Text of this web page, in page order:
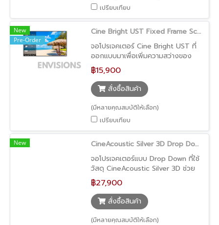
เปรียบเทียบ
New
Pre-Order
Cine Bright UST Fixed Frame Screen (จอโปรเจคเตอร์ UST ภาพสว่าง สีสด ขอบบางเพียง 1 ซม.)
จอโปรเจคเตอร์ Cine Bright UST ที่
ออกแบบมาเพื่อเพิ่มความสว่างของ
ภาพโดยเฉพาะ เหมาะสำหรับ Ultra
Short Throw Projector ให้ภาพดู
สดใส สีสันโดดเด่น และรับชมได้สบาย
ตาในทุกสภาพแสง เหมาะสำหรับการใช้
งานในบ้านทั่วไป พร้อมดีไซน์ Fixed
Frame ขอบบางเพียง 1 ซม. ให้ภาพดู
เต็มจออย่างลงตัว
฿15,900
สั่งซื้อสินค้า
(มีหลายคุณสมบัติให้เลือก)
เปรียบเทียบ
New
CineAcoustic Silver 3D Drop Down Screen (จอโปรเจคเตอร์ทะลุเสียง ติดเพดาน ภาพสว่าง รองรับ 3D)
จอโปรเจคเตอร์แบบ Drop Down ที่ใช้
วัสดุ CineAcoustic Silver 3D ช่วย
เพิ่มความสว่างของภาพ พร้อม
คุณสมบัติทะลุเสียง รองรับการติดตั้ง
ลำโพงด้านหลังจอ เหมาะสำหรับการใช้
งานในห้องดูหนังหรือห้องประชุมที่
ต้องการทั้งคุณภาพภาพและเสียง
฿27,900
สั่งซื้อสินค้า
(มีหลายคุณสมบัติให้เลือก)